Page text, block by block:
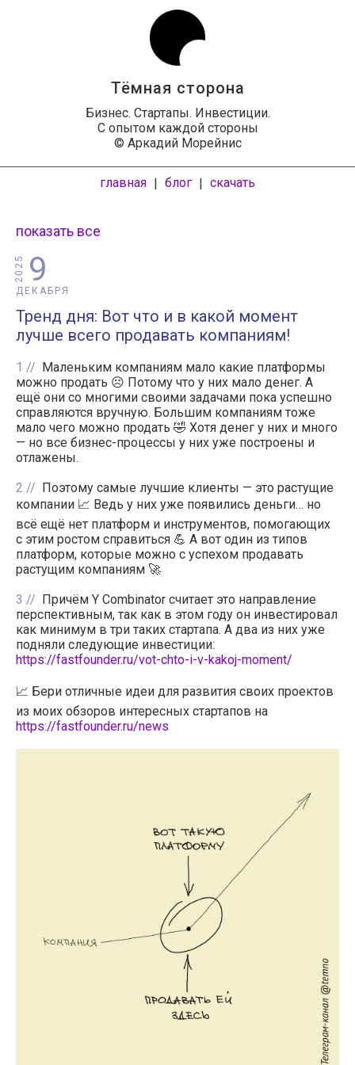
Тёмная сторона
Бизнес. Стартапы. Инвестиции.
С опытом каждой стороны
© Аркадий Морейнис
главная | блог | скачать
показать все
9
ДЕКАБРЯ
2025
Тренд дня: Вот что и в какой момент
лучше всего продавать компаниям!
1
Маленьким компаниям мало какие платформы
можно продать ☹️ Потому что у них мало денег. А
ещё они со многими своими задачами пока успешно
справляются вручную. Большим компаниям тоже
мало чего можно продать 🤣 Хотя денег у них и много
— но все бизнес-процессы у них уже построены и
отлажены.
2
Поэтому самые лучшие клиенты — это растущие
компании 📈 Ведь у них уже появились деньги… но
всё ещё нет платформ и инструментов, помогающих
с этим ростом справиться 💪 А вот один из типов
платформ, которые можно с успехом продавать
растущим компаниям 🚀
3
Причём Y Combinator считает это направление
перспективным, так как в этом году он инвестировал
как минимум в три таких стартапа. А два из них уже
подняли следующие инвестиции:
https://fastfounder.ru/vot-chto-i-v-kakoj-moment/
📈 Бери отличные идеи для развития своих проектов
из моих обзоров интересных стартапов на
https://fastfounder.ru/news